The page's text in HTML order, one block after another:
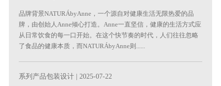
品牌背景NATURÁbyAnne，一个源自对健康生活无限热爱的品
牌，由创始人Anne倾心打造。Anne一直坚信，健康的生活方式应
从日常饮食的每一口开始。在这个快节奏的时代，人们往往忽略
了食品的健康本质，而NATURÁbyAnne则......
系列产品包装设计 | 2025-07-22